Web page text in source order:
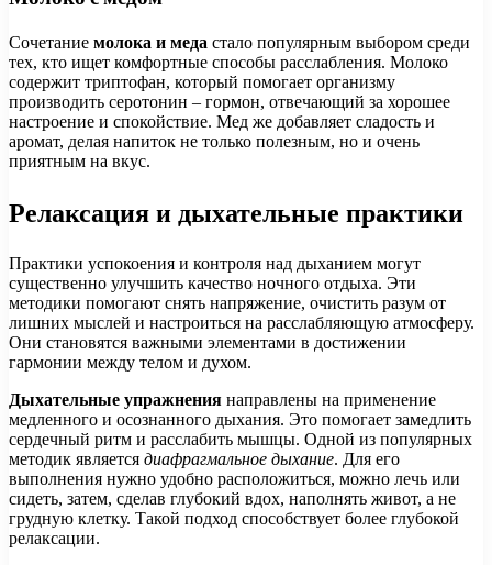
Сочетание молока и меда стало популярным выбором среди
тех, кто ищет комфортные способы расслабления. Молоко
содержит триптофан, который помогает организму
производить серотонин – гормон, отвечающий за хорошее
настроение и спокойствие. Мед же добавляет сладость и
аромат, делая напиток не только полезным, но и очень
приятным на вкус.
Релаксация и дыхательные практики
Практики успокоения и контроля над дыханием могут
существенно улучшить качество ночного отдыха. Эти
методики помогают снять напряжение, очистить разум от
лишних мыслей и настроиться на расслабляющую атмосферу.
Они становятся важными элементами в достижении
гармонии между телом и духом.
Дыхательные упражнения направлены на применение
медленного и осознанного дыхания. Это помогает замедлить
сердечный ритм и расслабить мышцы. Одной из популярных
методик является диафрагмальное дыхание. Для его
выполнения нужно удобно расположиться, можно лечь или
сидеть, затем, сделав глубокий вдох, наполнять живот, а не
грудную клетку. Такой подход способствует более глубокой
релаксации.